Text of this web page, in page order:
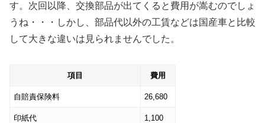
す。次回以降、交換部品が出てくると費用が嵩むのでしょ
うね・・・しかし、部品代以外の工賃などは国産車と比較
して大きな違いは見られませんでした。
項目 費用
自賠責保険料 26,680
印紙代 1,100